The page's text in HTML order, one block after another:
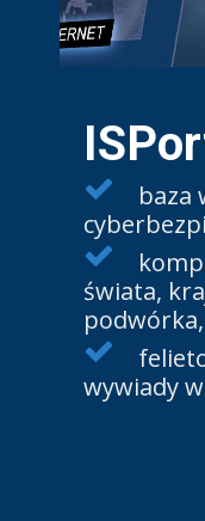
baza
świata,
podwórka,
wywiady